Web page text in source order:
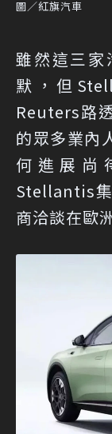
圖／紅旗汽車
雖然這三家
默，但
Reuters路
的眾多業內
何進展尚
Stellantis
商洽談在歐